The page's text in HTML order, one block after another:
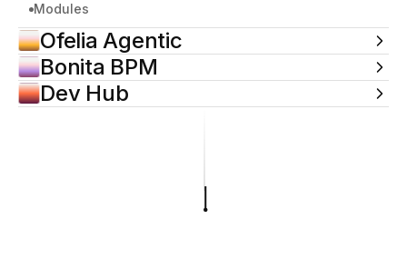
Modules
Ofelia Agentic
Bonita BPM
Dev Hub